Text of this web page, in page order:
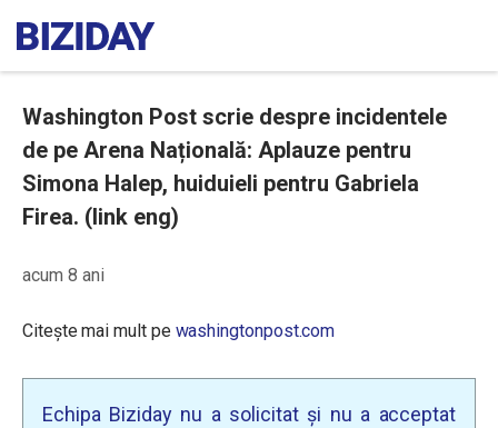
Washington Post scrie despre incidentele
de pe Arena Națională: Aplauze pentru
Simona Halep, huiduieli pentru Gabriela
Firea. (link eng)
acum 8 ani
Citește mai mult pe washingtonpost.com
Echipa Biziday nu a solicitat și nu a acceptat